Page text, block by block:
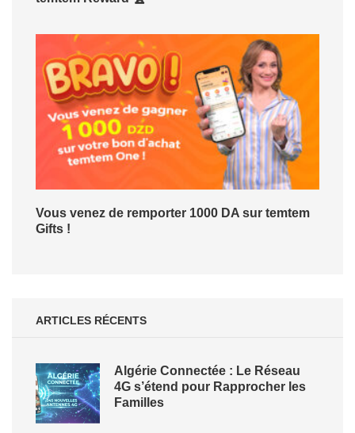
Vous venez de remporter 1000 DA sur temtem
Gifts !
ARTICLES RÉCENTS
Algérie Connectée : Le Réseau
4G s’étend pour Rapprocher les
Familles